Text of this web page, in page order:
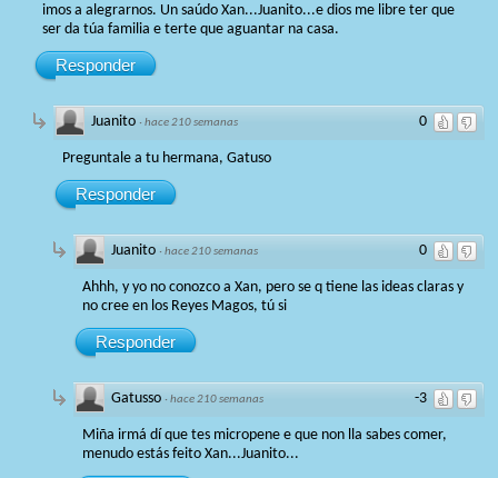
imos a alegrarnos. Un saúdo Xan...Juanito...e dios me libre ter que
ser da túa familia e terte que aguantar na casa.
Responder
0
Juanito ·hace 210 semanas
Preguntale a tu hermana, Gatuso
Responder
0
Juanito ·hace 210 semanas
Ahhh, y yo no conozco a Xan, pero se q tiene las ideas claras y
no cree en los Reyes Magos, tú si
Responder
-3
Gatusso ·hace 210 semanas
Miña irmá dí que tes micropene e que non lla sabes comer,
menudo estás feito Xan...Juanito...